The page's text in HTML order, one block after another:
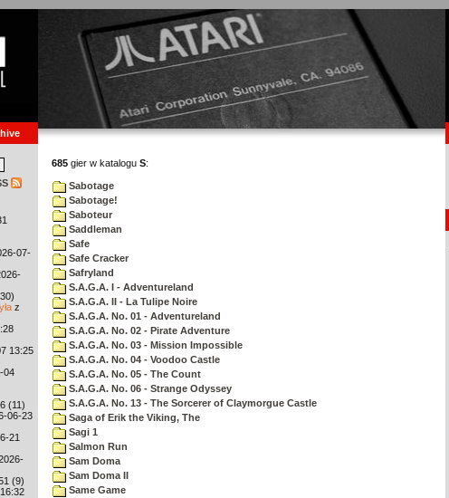
07-
z
13:25
04
(11)
06-23
21
(9)
685 gier w katalogu S:
Sabotage
Sabotage!
Saboteur
Saddleman
Safe
Safe Cracker
Safryland
S.A.G.A. I - Adventureland
S.A.G.A. II - La Tulipe Noire
S.A.G.A. No. 01 - Adventureland
S.A.G.A. No. 02 - Pirate Adventure
S.A.G.A. No. 03 - Mission Impossible
S.A.G.A. No. 04 - Voodoo Castle
S.A.G.A. No. 05 - The Count
S.A.G.A. No. 06 - Strange Odyssey
S.A.G.A. No. 13 - The Sorcerer of Claymorgue Castle
Saga of Erik the Viking, The
Sagi 1
Salmon Run
Sam Doma
Sam Doma II
Same Game